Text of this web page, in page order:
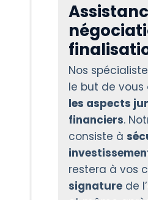
Nos
le but de vous
les aspects
financiers.
consiste à
restera à vos
signature de